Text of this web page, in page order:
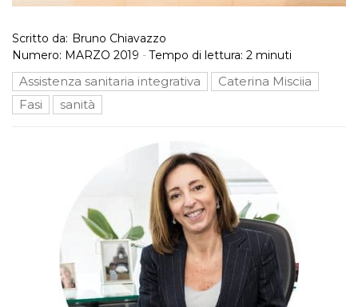
Scritto da: Bruno Chiavazzo
Numero: MARZO 2019 -Tempo di lettura: 2 minuti
Assistenza sanitaria integrativa
Caterina Misciia
Fasi
sanità